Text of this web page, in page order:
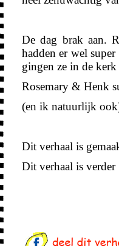
De dag brak aan.
hadden er wel
gingen ze in de
Rosemary & Henk
(en ik natuurlijk
Dit verhaal is
Dit verhaal is verder